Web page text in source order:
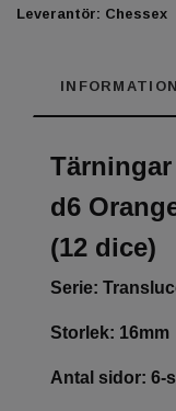
Leverantör: Chessex
INFORMATION
d6
(12 dice)
Serie:
Storlek: 16mm
Antal sidor: 6-